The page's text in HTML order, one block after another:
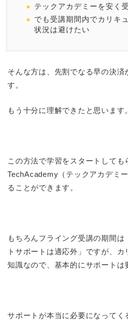
テックアカデミーを安く
でも受講期間内でカリキ
状況は避けたい
そんな方は、先割でなる早の決済
す。
もう十分に理解できたと思います。
この方法で学習をスタートしても
TechAcademy（テックアカデミ
ることができます。
もちろんフライング受講の期間は
トサポートは適応外」ですが、
知識なので、基本的にサポートは
サポートが本当に必要になってく